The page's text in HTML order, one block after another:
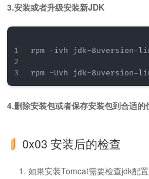
3.安装或者升级安装新JDK
rpm -ivh jdk-8uversion-
4.删除安装包或者保存安装包到合适的
0x03 安装后的检查
如果安装Tomcat需要检查jdk配置